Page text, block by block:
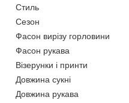
Стиль
Сезон
Фасон вирізу горловини
Фасон рукава
Візерунки і принти
Довжина сукні
Довжина рукава